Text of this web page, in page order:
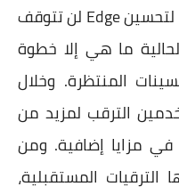
مايكروسوفت أكدت أن خططها لتحسين Edge لن تتوقف
ما هي إلا خطوة
المنتظرة. وخلال
الترقب لمزيد من
في مزايا إضافية. ومن
المستقبلية،